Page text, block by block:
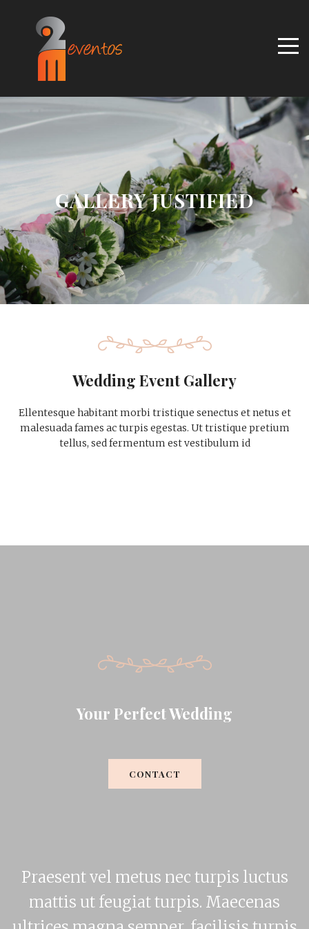
GALLERY JUSTIFIED
Wedding Event Gallery
Ellentesque habitant morbi tristique senectus et netus et
malesuada fames ac turpis egestas. Ut tristique pretium
tellus, sed fermentum est vestibulum id
Your Perfect Wedding
CONTACT
Praesent vel metus nec turpis luctus
mattis ut feugiat turpis. Maecenas